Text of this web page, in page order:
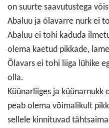
on suurte saavutustega
Abaluu ja õlavarre nurk ei
Abaluu ei tohi kaduda
olema kaetud pikkade,
Õlavars ei tohi liiga lühike
olla.
Küünarliiges ja küünarnukk
peab olema võimalikult
sellele kinnituvad